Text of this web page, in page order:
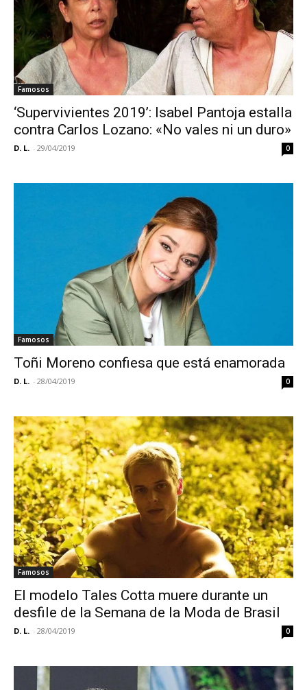
Famosos
‘Supervivientes 2019’: Isabel Pantoja estalla
contra Carlos Lozano: «No vales ni un duro»
D. L. - 29/04/2019 0
Famosos
Toñi Moreno confiesa que está enamorada
D. L. - 28/04/2019 0
Famosos
El modelo Tales Cotta muere durante un
desfile de la Semana de la Moda de Brasil
D. L. - 28/04/2019 0